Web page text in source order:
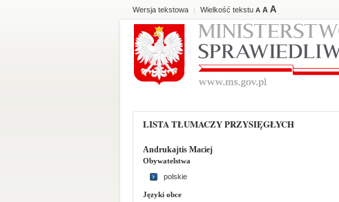
Wersja tekstowa | Wielkość tekstu A A A
LISTA TŁUMACZY PRZYSIĘGŁYCH
Andrukajtis Maciej
Obywatelstwa
polskie
Języki obce